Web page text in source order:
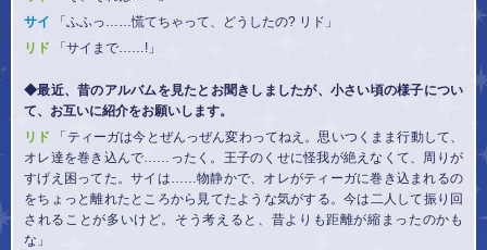
サイ 「ふふっ……慌てちゃって、どうしたの? リド」
リド
「サイまで……!」
◆最近、昔のアルバムを見たとお聞きしましたが、小さい頃の様子につい
て、お互いに紹介をお願いします。
リド
「ティーガは今とぜんっぜん変わってねえ。思いつくまま行動して、
オレ達を巻き込んで……ったく。王子のくせに怪我が絶えなくて、周りが
すげえ困ってた。サイは……物静かで、オレがティーガに巻き込まれるの
をちょっと離れたところから見てたような気がする。今は二人して振り回
されることが多いけど。そう考えると、昔よりも距離が縮まったのかも
な」